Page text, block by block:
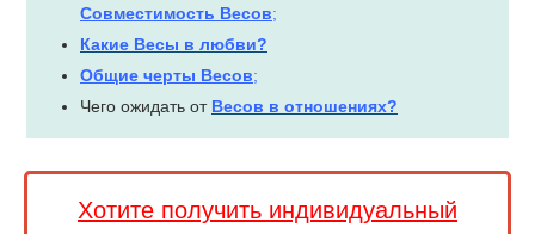
Совместимость Весов;
Какие Весы в любви?
Общие черты Весов;
Чего ожидать от Весов в отношениях?
Хотите получить индивидуальный